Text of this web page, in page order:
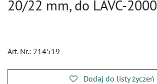
20/22 mm, do LAVC-2000
Art. Nr.: 214519
Dodaj do listy życzeń